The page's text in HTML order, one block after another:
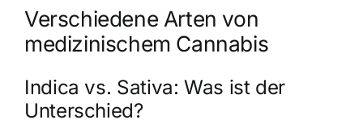
Verschiedene Arten von
medizinischem Cannabis
Indica vs. Sativa: Was ist der
Unterschied?